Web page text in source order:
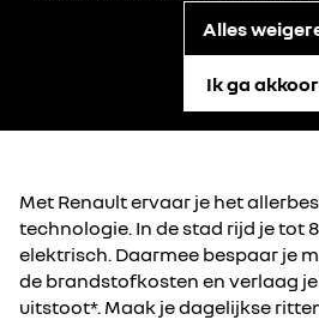
Alles
Ik ga
Met Renault ervaar je het
technologie. In de stad rijd je tot
elektrisch. Daarmee bespaar je
de brandstofkosten en verlaag
uitstoot*. Maak je dagelijkse